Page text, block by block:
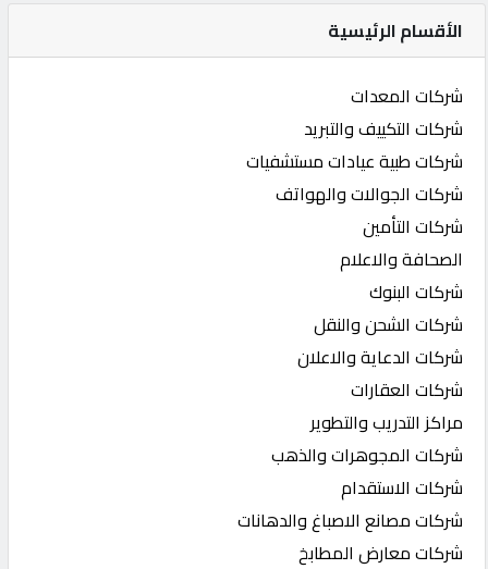
الأقسام الرئيسية
شركات المعدات
شركات التكييف والتبريد
شركات طبية عيادات مستشفيات
شركات الجوالات والهواتف
شركات التأمين
الصحافة والاعلام
شركات البنوك
شركات الشحن والنقل
شركات الدعاية والاعلان
شركات العقارات
مراكز التدريب والتطوير
شركات المجوهرات والذهب
شركات الاستقدام
شركات مصانع الاصباغ والدهانات
شركات معارض المطابخ